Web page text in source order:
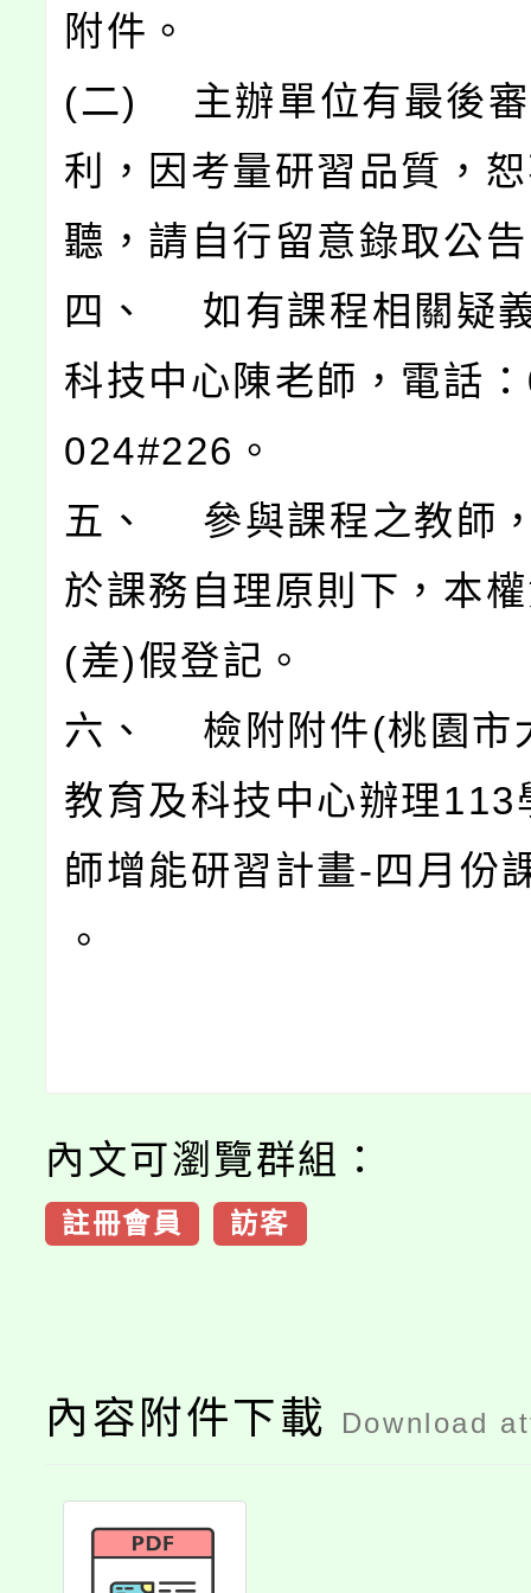
附件。
(二) 主辦單位有最後審
利，因考量研習品質，
聽，請自行留意錄取公
四、 如有課程相關疑
科技中心陳老師，電話
024#226。
五、 參與課程之教師
於課務自理原則下，本
(差)假登記。
六、 檢附附件(桃園市
教育及科技中心辦理113
師增能研習計畫-四月份
。
內文可瀏覽群組：
註冊會員 訪客
內容附件下載 Download